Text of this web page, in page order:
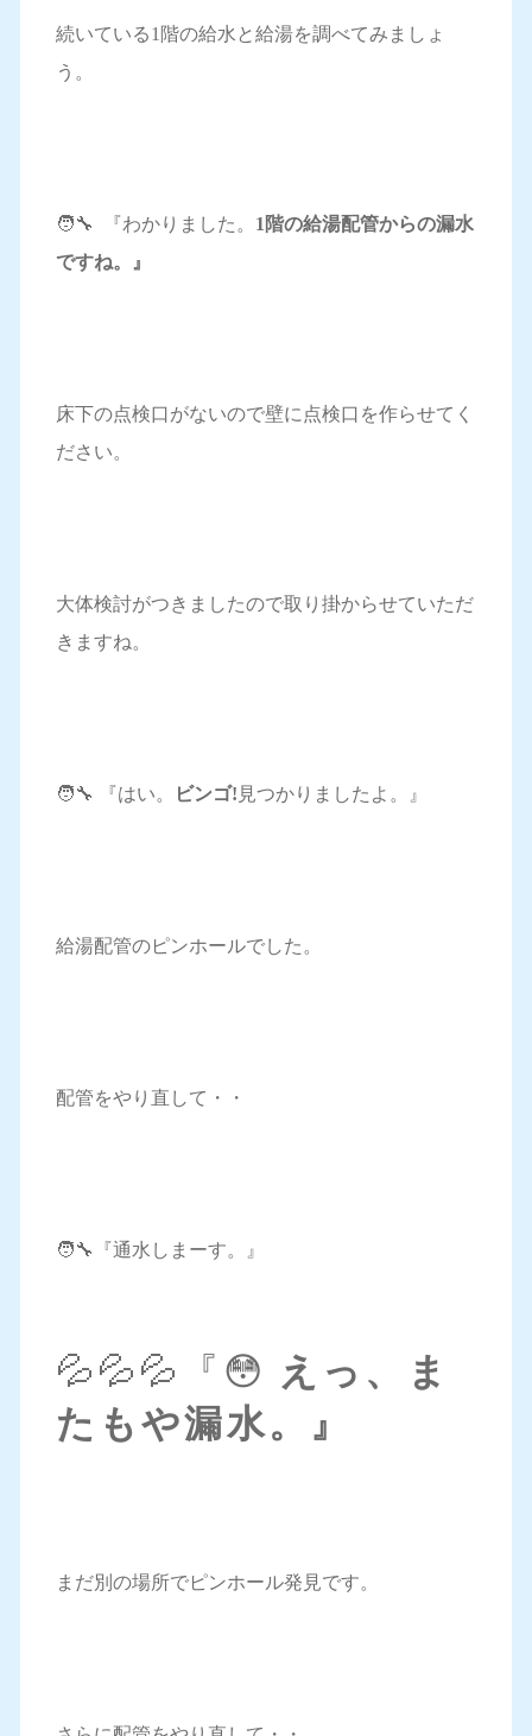
続いている1階の給水と給湯を調べてみましょ
う。
🧑‍🔧 『わかりました。 1階の給湯配管からの漏水
ですね。』
床下の点検口がないので壁に点検口を作らせてく
ださい。
大体検討がつきましたので取り掛からせていただ
きますね。
🧑‍🔧 『はい。 ビンゴ! 見つかりましたよ。』
給湯配管のピンホールでした。
配管をやり直して・・
🧑‍🔧『通水しまーす。』
💦💦💦『😳 えっ、ま
たもや漏水。』
まだ別の場所でピンホール発見です。